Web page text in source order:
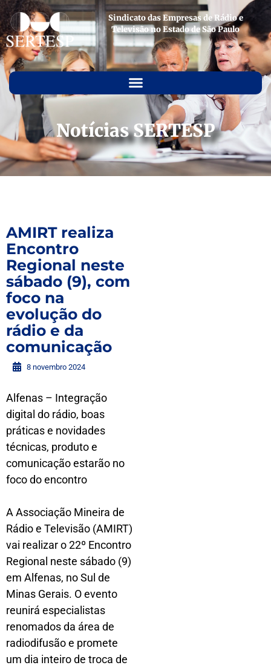
Sindicato das Empresas de Rádio e
Televisão no Estado de São Paulo
Notícias SERTESP
AMIRT realiza
Encontro
Regional neste
sábado (9), com
foco na
evolução do
rádio e da
comunicação
8 novembro 2024
Alfenas – Integração
digital do rádio, boas
práticas e novidades
técnicas, produto e
comunicação estarão no
foco do encontro
A Associação Mineira de
Rádio e Televisão (AMIRT)
vai realizar o 22º Encontro
Regional neste sábado (9)
em Alfenas, no Sul de
Minas Gerais. O evento
reunirá especialistas
renomados da área de
radiodifusão e promete
um dia inteiro de troca de